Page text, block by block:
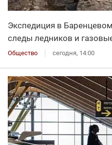
Экспедиция в
следы ледников и
Общество сегодня, 14:00